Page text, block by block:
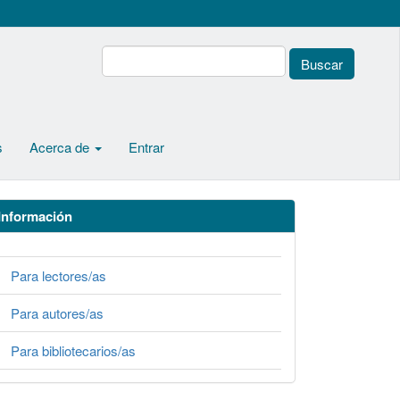
Buscar
Acerca de Entrar
Para lectores/as
Para autores/as
Para bibliotecarios/as